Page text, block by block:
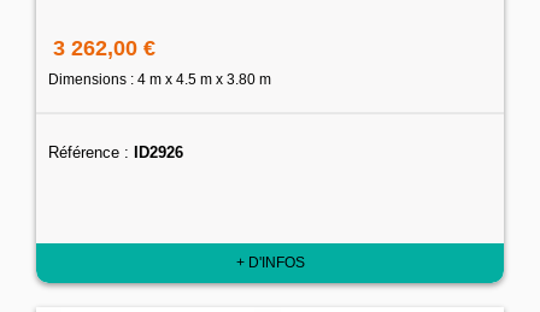
3 262,00 €
Dimensions : 4 m x 4.5 m x 3.80 m
Référence : ID2926
+ D'INFOS